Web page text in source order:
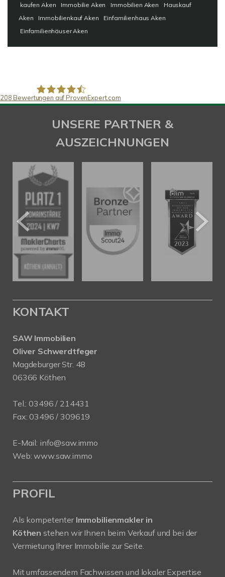
kaufen Aken
Immobilie Aken Immobilien Aken
Hauskauf
Aken
Immobilienkauf Aken
Einfamilienhaus Aken
Einfamilienhäuser Aken
SAW Immobilien
208 Bewertungen auf ProvenExpert.com
UNSERE PARTNER &
AUSZEICHNUNGEN
KONTAKT
SAW Immobilien
Oliver Schwerdtfeger
Magdeburger Str. 48
06366 Köthen
Tel.:03496 / 214431
Fax: 03496 / 309619
E-Mail: info@saw.immo
Web:www.saw.immo
PROFIL
Als kompetenter Immobilienmakler in
Köthen stehen wir Ihnen beim Verkauf und bei der
Vermietung Ihrer Immobilie zur Seite.
Mit umfassendem Fachwissen und lokaler Expertise